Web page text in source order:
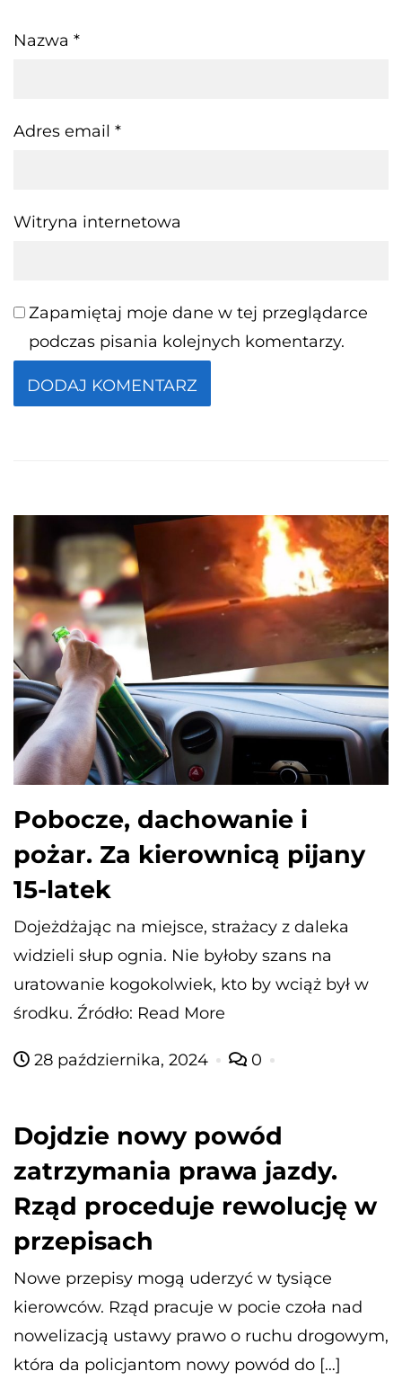
Nazwa *
Adres email *
Witryna internetowa
Zapamiętaj moje dane w tej przeglądarce
podczas pisania kolejnych komentarzy.
Pobocze, dachowanie i
pożar. Za kierownicą pijany
15-latek
Dojeżdżając na miejsce, strażacy z daleka
widzieli słup ognia. Nie byłoby szans na
uratowanie kogokolwiek, kto by wciąż był w
środku. Źródło: Read More
28 października, 2024 0
Dojdzie nowy powód
zatrzymania prawa jazdy.
Rząd proceduje rewolucję w
przepisach
Nowe przepisy mogą uderzyć w tysiące
kierowców. Rząd pracuje w pocie czoła nad
nowelizacją ustawy prawo o ruchu drogowym,
która da policjantom nowy powód do […]